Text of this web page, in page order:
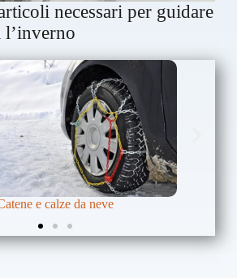
necessari per guidare
l’inverno
e calze da neve